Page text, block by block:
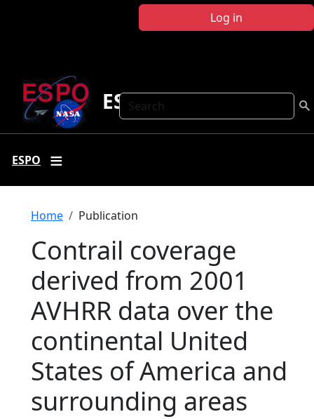
Log in
Search
ESPO
ESPO
Breadcrumb
Home Publication
Contrail coverage
derived from 2001
AVHRR data over the
continental United
States of America and
surrounding areas